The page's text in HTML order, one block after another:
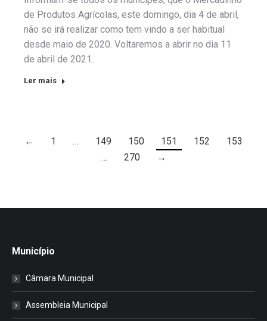
de Produtos Agrícolas, este domingo, dia 4 de abril,
não se irá realizar como tem vindo a ser habitual
desde maio de 2020. Voltaremos a abrir no dia 11
de abril de 2021.
Ler mais
← 1 … 149 150 151 152
153
…
270 →
Município
Câmara Municipal
Assembleia Municipal